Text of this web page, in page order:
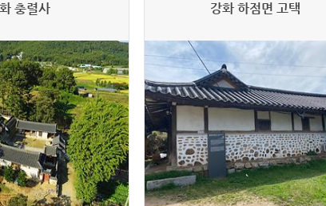
충렬사 강화 하점면 고택